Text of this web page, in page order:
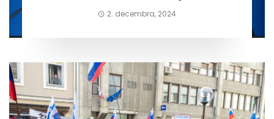
2. decembra, 2024